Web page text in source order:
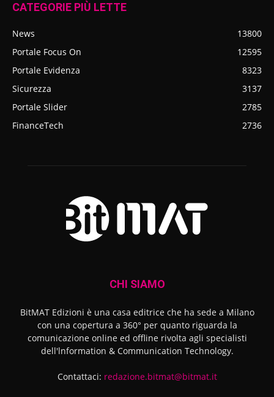
CATEGORIE PIÙ LETTE
News
13800
Portale Focus On
12595
Portale Evidenza
8323
Sicurezza
3137
Portale Slider
2785
FinanceTech
2736
CHI SIAMO
BitMAT Edizioni è una casa editrice che ha sede a Milano
con una copertura a 360° per quanto riguarda la
comunicazione online ed offline rivolta agli specialisti
dell'lnformation & Communication Technology.
Contattaci: redazione.bitmat@bitmat.it